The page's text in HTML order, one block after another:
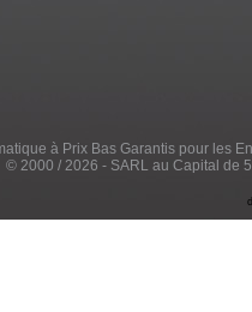
à Prix Bas Garantis pour les
© 2000 / 2026 - SARL au Capital de